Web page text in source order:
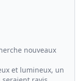
nouveaux
et lumineux, un